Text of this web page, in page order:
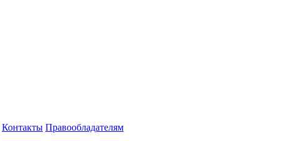
Контакты Правообладателям